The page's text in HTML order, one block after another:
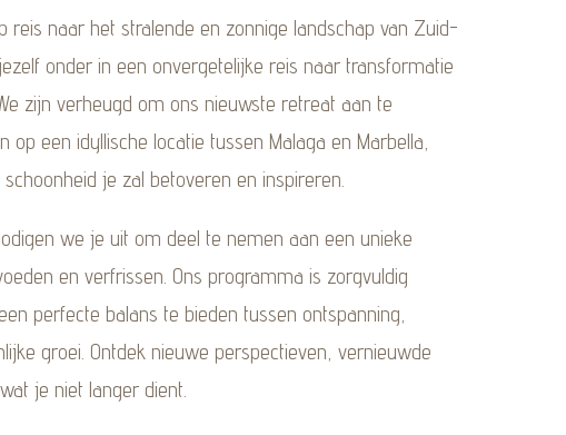
reis naar het stralende en zonnige landschap van Zuid-
onder in een onvergetelijke reis naar transformatie
zijn verheugd om ons nieuwste retreat aan te
op een idyllische locatie tussen Malaga en Marbella,
je zal betoveren en inspireren.
we je uit om deel te nemen aan een unieke
en verfrissen. Ons programma is zorgvuldig
perfecte balans te bieden tussen ontspanning,
groei. Ontdek nieuwe perspectieven, vernieuwde
je niet langer dient.